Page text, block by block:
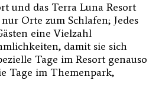
und das Terra Luna Resort
Orte zum Schlafen; Jedes
eine Vielzahl
damit sie sich
Tage im Resort genauso
Tage im Themenpark,